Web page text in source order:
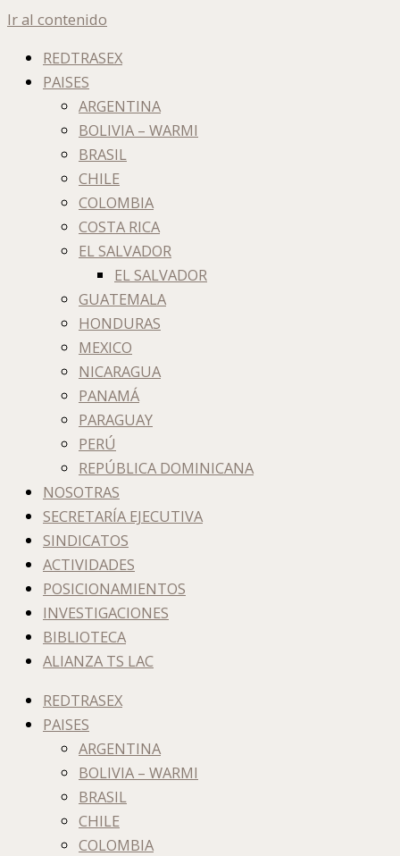
Ir al contenido
REDTRASEX
PAISES
ARGENTINA
BOLIVIA – WARMI
BRASIL
CHILE
COLOMBIA
COSTA RICA
EL SALVADOR
EL SALVADOR
GUATEMALA
HONDURAS
MEXICO
NICARAGUA
PANAMÁ
PARAGUAY
PERÚ
REPÚBLICA DOMINICANA
NOSOTRAS
SECRETARÍA EJECUTIVA
SINDICATOS
ACTIVIDADES
POSICIONAMIENTOS
INVESTIGACIONES
BIBLIOTECA
ALIANZA TS LAC
REDTRASEX
PAISES
ARGENTINA
BOLIVIA – WARMI
BRASIL
CHILE
COLOMBIA